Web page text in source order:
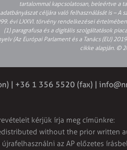
tartalommal kapcsolatosan, beleértve a
adatbányászat céljára való felhasználását is – A
évi LXXVI. törvény rendelkezései
(1) paragrafusa és a digitális szolgáltatások
(Az Európai Parlament és a Tanács (EU)
cikke alapján. ©
| +36 1 356 5520 (fax) |
kérjük írja meg címünkre:
without the prior written
az AP előzetes